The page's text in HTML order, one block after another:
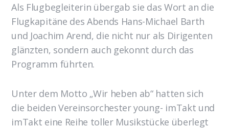
Als Flugbegleiterin übergab sie das Wort an die
Flugkapitäne des Abends Hans-Michael Barth
und Joachim Arend, die nicht nur als Dirigenten
glänzten, sondern auch gekonnt durch das
Programm führten.
Unter dem Motto „Wir heben ab“ hatten sich
die beiden Vereinsorchester young- imTakt und
imTakt eine Reihe toller Musikstücke überlegt